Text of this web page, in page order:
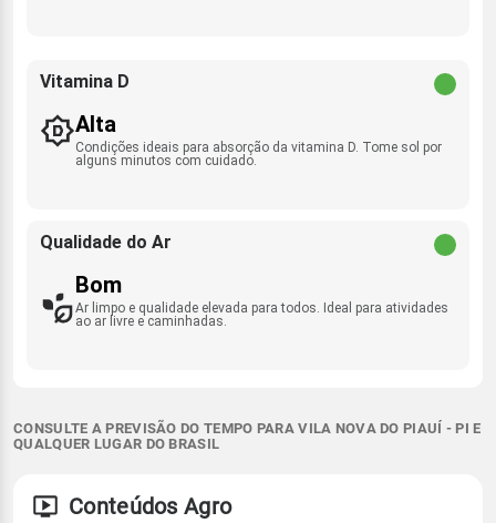
Vitamina D
Alta
Condições ideais para absorção da vitamina D. Tome sol por
alguns minutos com cuidado.
Qualidade do Ar
Bom
Ar limpo e qualidade elevada para todos. Ideal para atividades
ao ar livre e caminhadas.
CONSULTE A PREVISÃO DO TEMPO PARA VILA NOVA DO PIAUÍ - PI E
QUALQUER LUGAR DO BRASIL
Conteúdos Agro